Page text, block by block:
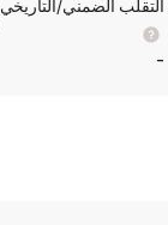
التقلب الضمني/التاريخي
-